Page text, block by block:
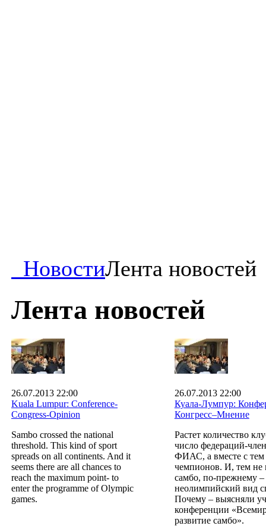
НовостиЛента новостей
Лента новостей
26.07.2013 22:00
Kuala Lumpur: Conference-
Congress-Opinion
Sambo crossed the national
threshold. This kind of sport
spreads on all continents. And it
seems there are all chances to
reach the maximum point- to
enter the programme of Olympic
games.
26.07.2013 22:00
Куала-Лумпур:
Конгресс–Мнение
Растет количество
число федераций-
ФИАС, а вместе с тем
чемпионов. И, тем не
самбо, по-прежнему –
неолимпийский вид
Почему – выясняли
конференции
развитие самбо».